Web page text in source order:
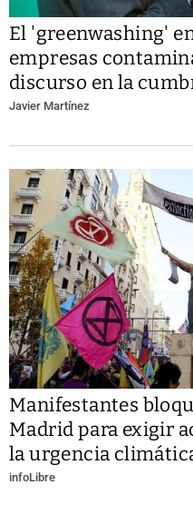
El 'greenwashing'
empresas
discurso en la
Javier Martínez
Manifestantes
Madrid para exigir
la urgencia
infoLibre